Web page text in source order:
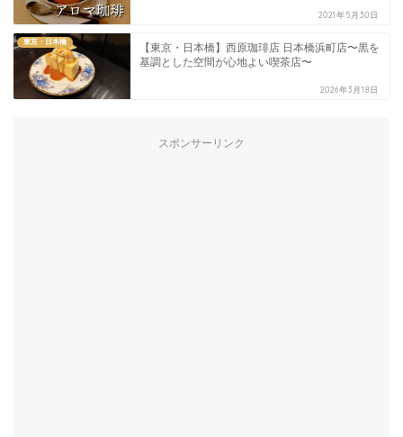
2021年5月30日
東京・日本橋
【東京・日本橋】西原珈琲店 日本橋浜町店〜黒を
基調とした空間が心地よい喫茶店〜
2026年3月18日
スポンサーリンク